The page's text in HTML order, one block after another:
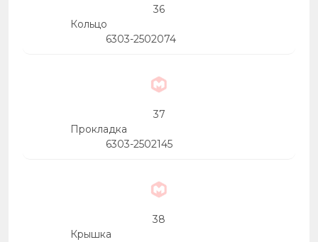
36
Кольцо
6303-2502074
37
Прокладка
6303-2502145
38
Крышка